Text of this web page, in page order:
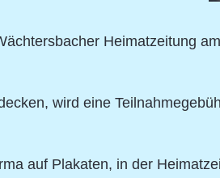
Heimatzeitung
wird eine
auf Plakaten, in der